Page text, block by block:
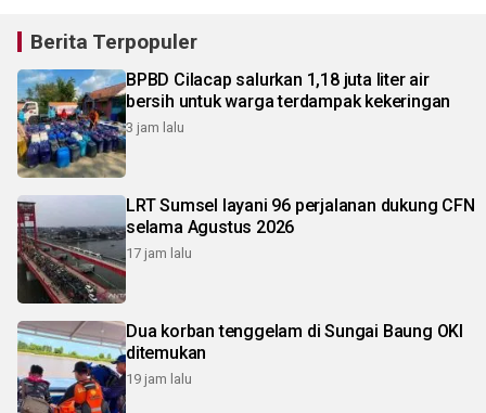
Berita Terpopuler
BPBD Cilacap salurkan 1,18 juta liter air
bersih untuk warga terdampak kekeringan
3 jam lalu
LRT Sumsel layani 96 perjalanan dukung CFN
selama Agustus 2026
17 jam lalu
Dua korban tenggelam di Sungai Baung OKI
ditemukan
19 jam lalu